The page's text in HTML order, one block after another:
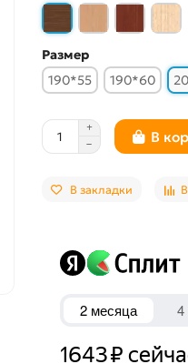
Размер
190*55
190*60
В
В закладки